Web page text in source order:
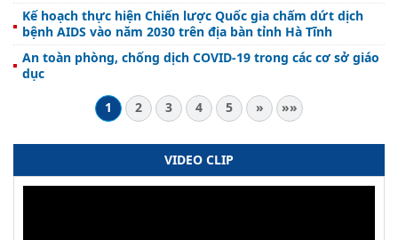
Kế hoạch thực hiện Chiến lược Quốc gia chấm dứt dịch
bệnh AIDS vào năm 2030 trên địa bàn tỉnh Hà Tĩnh
An toàn phòng, chống dịch COVID-19 trong các cơ sở giáo
dục
1
2 3 4 5 » »»
VIDEO CLIP